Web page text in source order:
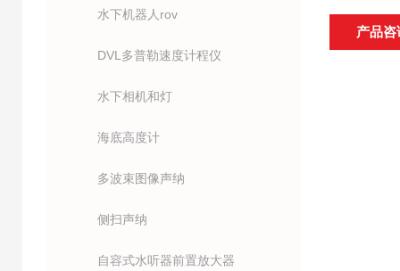
水下机器人rov
DVL多普勒速度计程仪
水下相机和灯
海底高度计
多波束图像声纳
侧扫声纳
自容式水听器前置放大器
产品咨